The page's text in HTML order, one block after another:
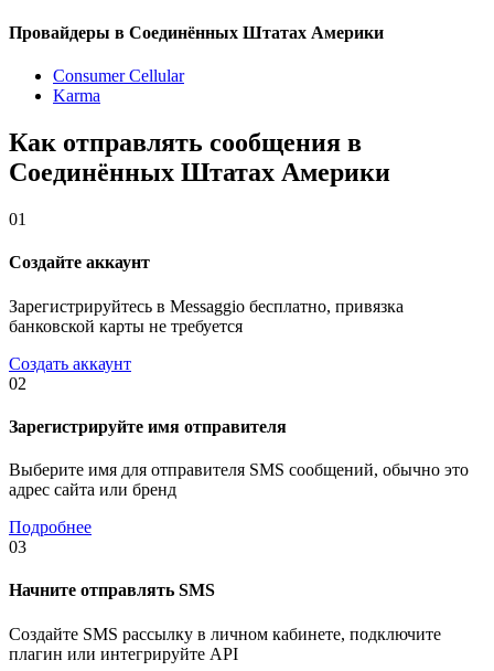
Провайдеры в Соединённых Штатах Америки
Consumer Cellular
Karma
Как отправлять сообщения в
Соединённых Штатах Америки
01
Создайте аккаунт
Зарегистрируйтесь в Messaggio бесплатно, привязка
банковской карты не требуется
Создать аккаунт
02
Зарегистрируйте имя отправителя
Выберите имя для отправителя SMS сообщений, обычно это
адрес сайта или бренд
Подробнее
03
Начните отправлять SMS
Создайте SMS рассылку в личном кабинете, подключите
плагин или интегрируйте API